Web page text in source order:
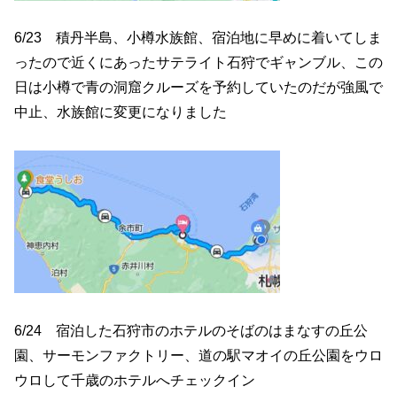
6/23 積丹半島、小樽水族館、宿泊地に早めに着いてしま
ったので近くにあったサテライト石狩でギャンブル、この
日は小樽で青の洞窟クルーズを予約していたのだが強風で
中止、水族館に変更になりました
6/24 宿泊した石狩市のホテルのそばのはまなすの丘公
園、サーモンファクトリー、道の駅マオイの丘公園をウロ
ウロして千歳のホテルへチェックイン